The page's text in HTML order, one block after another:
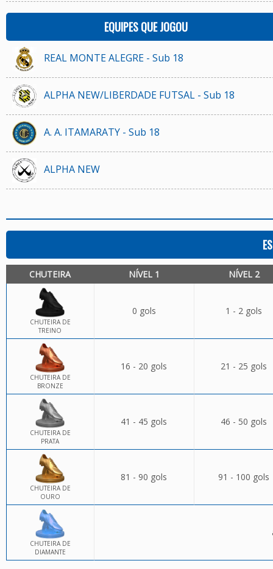
EQUIPES QUE JOGOU
REAL MONTE ALEGRE - Sub 18
ALPHA NEW/LIBERDADE FUTSAL - Sub 18
A. A. ITAMARATY - Sub 18
ALPHA NEW
CHUTEIRA NÍVEL 1 NÍVEL 2
CHUTEIRA DE
TREINO
0 gols 1 - 2 gols
CHUTEIRA DE
BRONZE
16 - 20 gols 21 - 25 gols
CHUTEIRA DE
PRATA
41 - 45 gols 46 - 50 gols
CHUTEIRA DE
OURO
81 - 90 gols 91 - 100 gols
CHUTEIRA DE
DIAMANTE